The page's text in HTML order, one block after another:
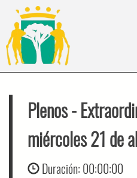
Plenos-
miércoles 21 de
Duración: 00:00:00